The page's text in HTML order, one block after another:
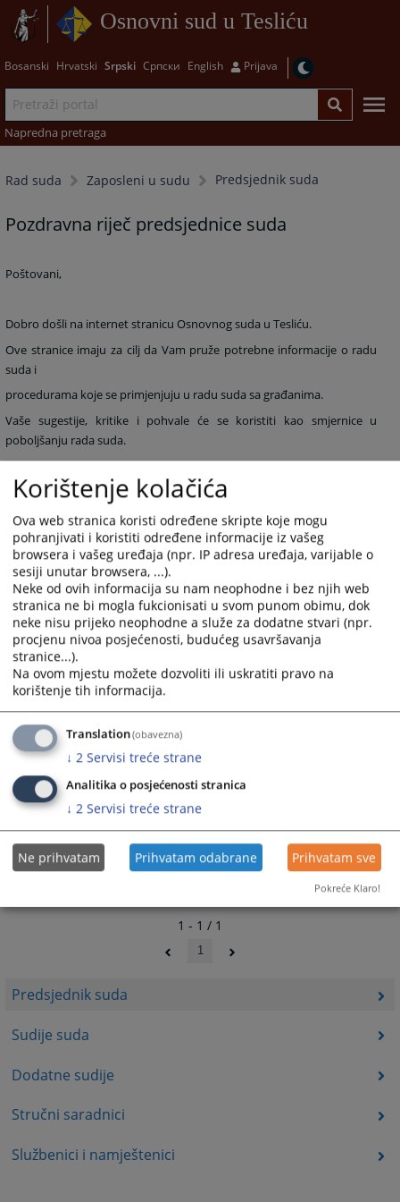
Osnovni sud u Tesliću
Bosanski Hrvatski Srpski Српски English Prijava
Napredna pretraga
Rad suda Zaposleni u sudu Predsjednik suda
Predsjednik suda
Sudije suda
Dodatne sudije
Stručni saradnici
Službenici i namještenici
Pozdravna riječ predsjednice suda
Poštovani,
Dobro došli na internet stranicu Osnovnog suda u Tesliću.
Ove stranice imaju za cilj da Vam pruže potrebne informacije o radu
suda i
procedurama koje se primjenjuju u radu suda sa građanima.
Vaše sugestije, kritike i pohvale će se koristiti kao smjernice u
poboljšanju rada suda.
S poštovanjem,
Predsjednica Osnovnog suda u Tesliću
Ljiljana Mikanović
5629 PREGLEDA
1 - 1 / 1
1
Korištenje kolačića
Ova web stranica koristi određene skripte koje mogu
pohranjivati i koristiti određene informacije iz vašeg
browsera i vašeg uređaja (npr. IP adresa uređaja, varijable o
sesiji unutar browsera, ...).
Neke od ovih informacija su nam neophodne i bez njih web
stranica ne bi mogla fukcionisati u svom punom obimu, dok
neke nisu prijeko neophodne a služe za dodatne stvari (npr.
procjenu nivoa posjećenosti, budućeg usavršavanja
stranice...).
Na ovom mjestu možete dozvoliti ili uskratiti pravo na
korištenje tih informacija.
Translation(obavezna)
↓ 2 Servisi treće strane
Analitika o posjećenosti stranica
↓ 2 Servisi treće strane
Ne prihvatam Prihvatam odabrane Prihvatam sve
Pokreće Klaro!